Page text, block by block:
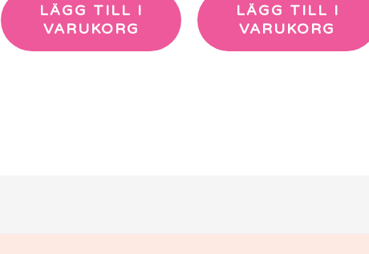
LÄGG TILL I
VARUKORG
LÄGG TILL I
VARUKORG